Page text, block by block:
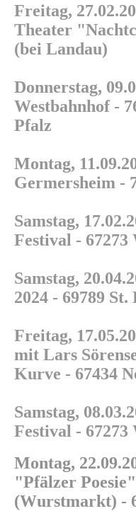
Freitag,
Theater
(bei Landau)
Donnerstag,
Westbahnhof -
Pfalz
Montag,
Germersheim -
Samstag,
Festival - 67273
Samstag,
2024 - 69789
Freitag,
mit Lars
Kurve - 67434
Samstag,
Festival - 67273
Montag,
"Pfälzer
(Wurstmarkt) -